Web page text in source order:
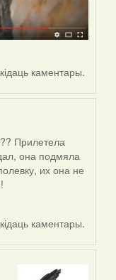
каментары.
Прилетела
она подмяла
их она не
каментары.